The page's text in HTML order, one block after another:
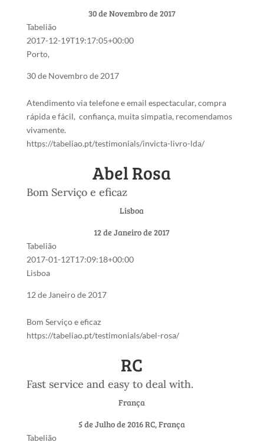
30 de Novembro de 2017
Tabelião
2017-12-19T19:17:05+00:00
Porto,
30 de Novembro de 2017
Atendimento via telefone e email espectacular, compra
rápida e fácil, confiança, muita simpatia, recomendamos
vivamente.
https://tabeliao.pt/testimonials/invicta-livro-lda/
Abel Rosa
Bom Serviço e eficaz
Lisboa
12 de Janeiro de 2017
Tabelião
2017-01-12T17:09:18+00:00
Lisboa
12 de Janeiro de 2017
Bom Serviço e eficaz
https://tabeliao.pt/testimonials/abel-rosa/
RC
Fast service and easy to deal with.
França
5 de Julho de 2016RC, França
Tabelião